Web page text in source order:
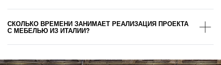
СКОЛЬКО ВРЕМЕНИ ЗАНИМАЕТ РЕАЛИЗАЦИЯ ПРОЕКТА
С МЕБЕЛЬЮ ИЗ ИТАЛИИ?